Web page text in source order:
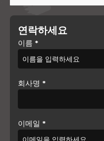
연락하세요
이름 *
회사명 *
이메일 *